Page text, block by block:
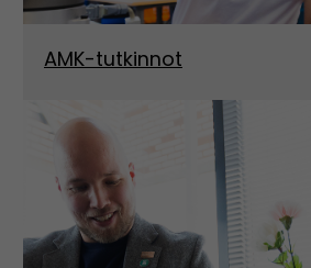
AMK-tutkinnot